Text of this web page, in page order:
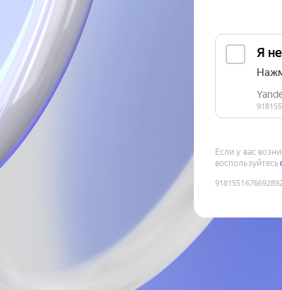
Если у вас
воспользуйтесь